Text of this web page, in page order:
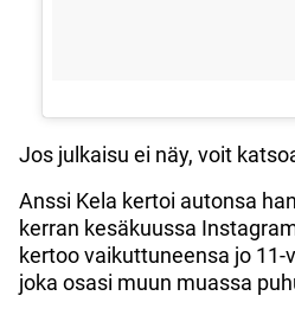
Jos julkaisu ei näy, voit
Anssi Kela kertoi autonsa
kerran kesäkuussa
kertoo vaikuttuneensa jo 11-
joka osasi muun muassa